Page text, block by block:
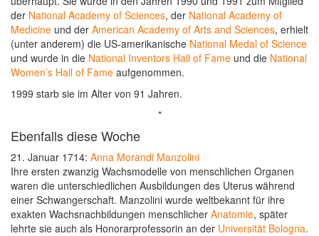
der National Academy of Sciences, der National Academy of
Medicine und der American Academy of Arts and Sciences, erhielt
(unter anderem) die US-amerikanische National Medal of Science
und wurde in die National Inventors Hall of Fame und die National
Women’s Hall of Fame aufgenommen.
1999 starb sie im Alter von 91 Jahren.
*
Ebenfalls diese Woche
21. Januar 1714: Anna Morandi Manzolini
Ihre ersten zwanzig Wachsmodelle von menschlichen Organen
waren die unterschiedlichen Ausbildungen des Uterus während
einer Schwangerschaft. Manzolini wurde weltbekannt für ihre
exakten Wachsnachbildungen menschlicher Anatomie, später
lehrte sie auch als Honorarprofessorin an der Universität Bologna.